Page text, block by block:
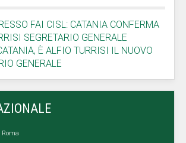
FAI CISL: CATANIA CONFERMA
SEGRETARIO GENERALE
È ALFIO TURRISI IL NUOVO
GENERALE
Roma